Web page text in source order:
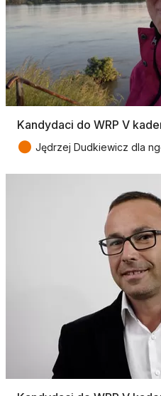
Kandydaci do WRP V
● Jędrzej Dudkiewicz dla